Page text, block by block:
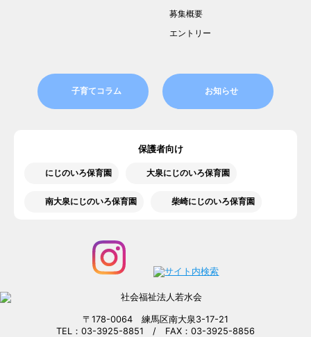
募集概要
エントリー
子育てコラム お知らせ
保護者向け
にじのいろ保育園 大泉にじのいろ保育園
南大泉にじのいろ保育園 柴崎にじのいろ保育園
〒178-0064 練馬区南大泉3-17-21
TEL：03-3925-8851 / FAX：03-3925-8856